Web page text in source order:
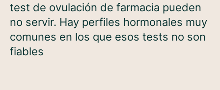
test de ovulación de farmacia pueden
no servir. Hay perfiles hormonales muy
comunes en los que esos tests no son
fiables